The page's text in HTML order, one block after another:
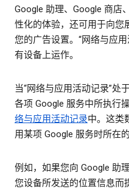
Google 助理、Google 商店
性化的体验，还可用于向您
您的广告设置。“网络与应
有设备上运作。
当“网络与应用活动记录”处
各项 Google 服务中所执行
络与应用活动记录中。这类
用某项 Google 服务时所在
例如，如果您向 Google 助
您设备所发送的位置信息而